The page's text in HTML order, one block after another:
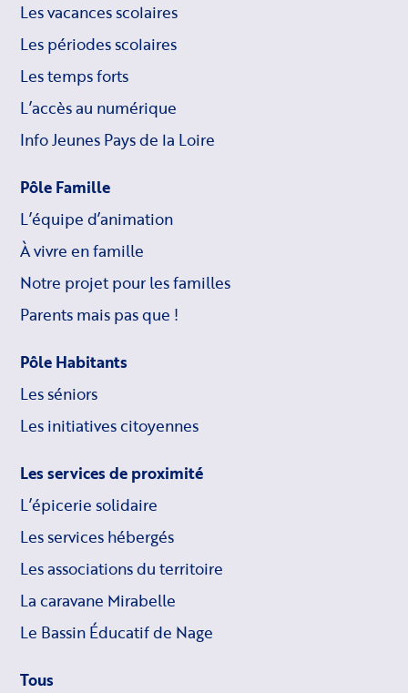
Les vacances scolaires
Les périodes scolaires
Les temps forts
L’accès au numérique
Info Jeunes Pays de la Loire
Pôle Famille
L’équipe d’animation
À vivre en famille
Notre projet pour les familles
Parents mais pas que !
Pôle Habitants
Les séniors
Les initiatives citoyennes
Les services de proximité
L’épicerie solidaire
Les services hébergés
Les associations du territoire
La caravane Mirabelle
Le Bassin Éducatif de Nage
Tous